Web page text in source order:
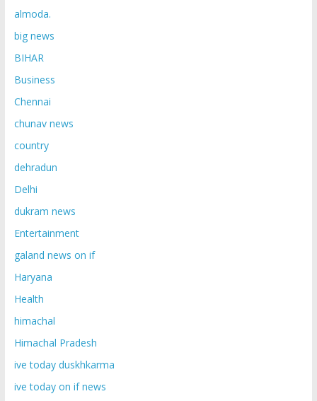
almoda.
big news
BIHAR
Business
Chennai
chunav news
country
dehradun
Delhi
dukram news
Entertainment
galand news on if
Haryana
Health
himachal
Himachal Pradesh
ive today duskhkarma
ive today on if news